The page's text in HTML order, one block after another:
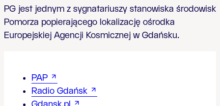
PG jest jednym z sygnatariuszy stanowiska środowisk
Pomorza popierającego lokalizację ośrodka
Europejskiej Agencji Kosmicznej w Gdańsku.
PAP
Radio Gdańsk